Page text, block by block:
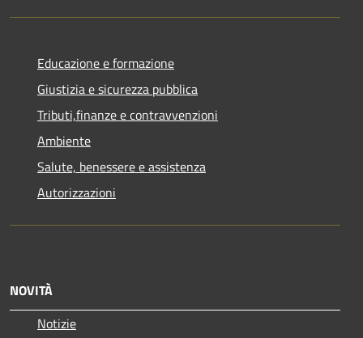
Educazione e formazione
Giustizia e sicurezza pubblica
Tributi,finanze e contravvenzioni
Ambiente
Salute, benessere e assistenza
Autorizzazioni
NOVITÀ
Notizie